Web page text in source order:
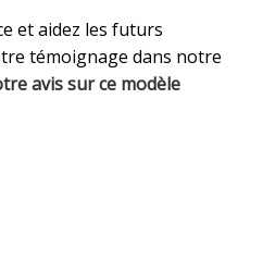
et aidez les futurs
témoignage dans notre
avis sur ce modèle